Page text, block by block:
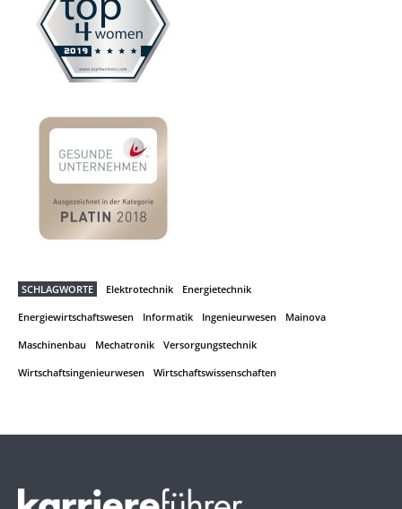
SCHLAGWORTE Elektrotechnik Energietechnik
Energiewirtschaftswesen Informatik Ingenieurwesen Mainova
Maschinenbau Mechatronik Versorgungstechnik
Wirtschaftsingenieurwesen Wirtschaftswissenschaften